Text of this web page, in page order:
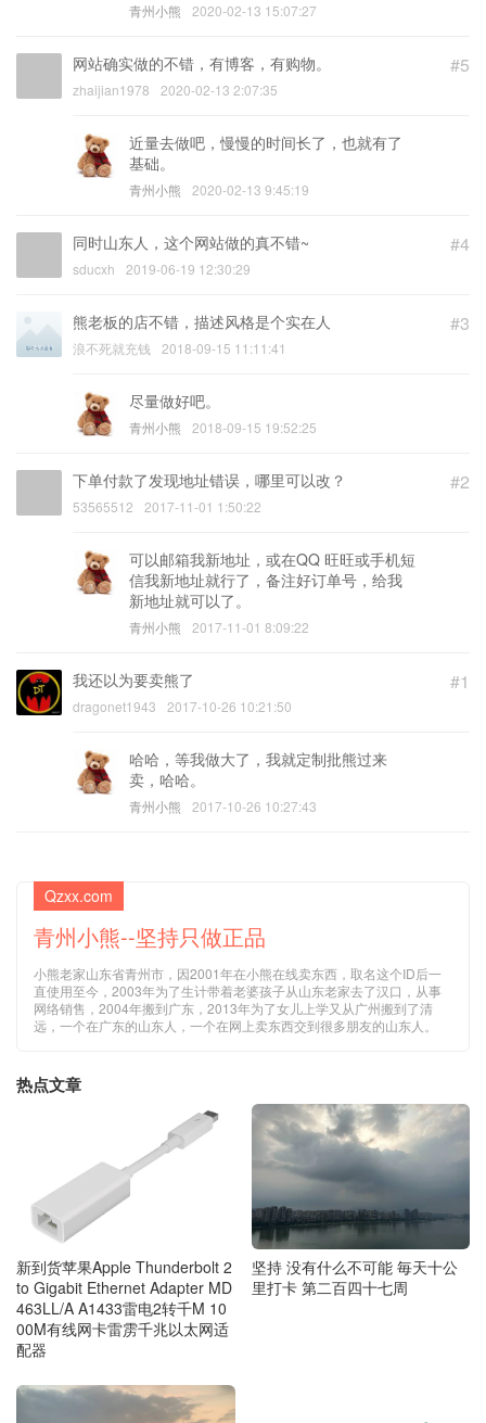
青州小熊 2020-02-13 15:07:27
#5
网站确实做的不错，有博客，有购物。
zhaijian1978 2020-02-13 2:07:35
近量去做吧，慢慢的时间长了，也就有了
基础。
青州小熊 2020-02-13 9:45:19
#4
同时山东人，这个网站做的真不错~
sducxh 2019-06-19 12:30:29
#3
熊老板的店不错，描述风格是个实在人
浪不死就充钱 2018-09-15 11:11:41
尽量做好吧。
青州小熊 2018-09-15 19:52:25
#2
下单付款了发现地址错误，哪里可以改？
53565512 2017-11-01 1:50:22
可以邮箱我新地址，或在QQ 旺旺或手机短
信我新地址就行了，备注好订单号，给我
新地址就可以了。
青州小熊 2017-11-01 8:09:22
#1
我还以为要卖熊了
dragonet1943 2017-10-26 10:21:50
哈哈，等我做大了，我就定制批熊过来
卖，哈哈。
青州小熊 2017-10-26 10:27:43
Qzxx.com
青州小熊--坚持只做正品
小熊老家山东省青州市，因2001年在小熊在线卖东西，取名这个ID后一
直使用至今，2003年为了生计带着老婆孩子从山东老家去了汉口，从事
网络销售，2004年搬到广东，2013年为了女儿上学又从广州搬到了清
远，一个在广东的山东人，一个在网上卖东西交到很多朋友的山东人。
热点文章
新到货苹果Apple Thunderbolt 2
to Gigabit Ethernet Adapter MD
463LL/A A1433雷电2转千M 10
00M有线网卡雷雳千兆以太网适
配器
坚持 没有什么不可能 毎天十公
里打卡 第二百四十七周